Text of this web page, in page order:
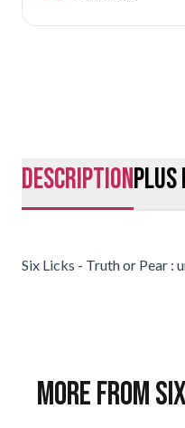
DescriptionPlus
Six Licks - Truth or Pear :
More from